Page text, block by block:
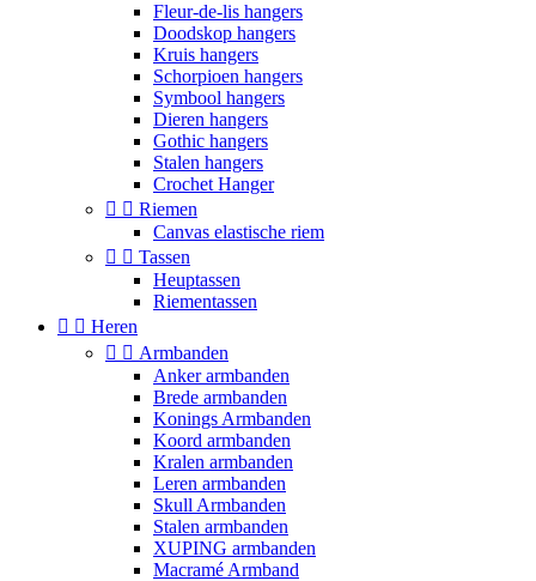
Fleur-de-lis hangers
Doodskop hangers
Kruis hangers
Schorpioen hangers
Symbool hangers
Dieren hangers
Gothic hangers
Stalen hangers
Crochet Hanger
  Riemen
Canvas elastische riem
  Tassen
Heuptassen
Riementassen
  Heren
  Armbanden
Anker armbanden
Brede armbanden
Konings Armbanden
Koord armbanden
Kralen armbanden
Leren armbanden
Skull Armbanden
Stalen armbanden
XUPING armbanden
Macramé Armband